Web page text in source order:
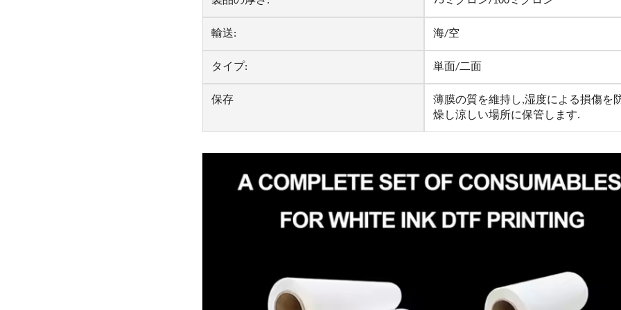
輸送: 海/空
タイプ: 単面/二面
保存
薄膜の質を維持し,湿度による損傷を
燥し涼しい場所に保管します.